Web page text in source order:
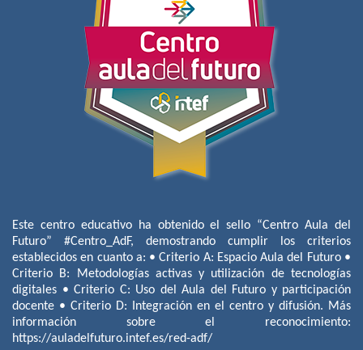
Este centro educativo ha obtenido el sello “Centro Aula del
Futuro” #Centro_AdF, demostrando cumplir los criterios
establecidos en cuanto a: • Criterio A: Espacio Aula del Futuro •
Criterio B: Metodologías activas y utilización de tecnologías
digitales • Criterio C: Uso del Aula del Futuro y participación
docente • Criterio D: Integración en el centro y difusión. Más
información sobre el reconocimiento:
https://auladelfuturo.intef.es/red-adf/